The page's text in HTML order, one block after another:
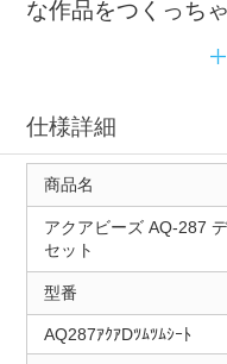
な作品をつくっちゃ
仕様詳細
商品名
アクアビーズ AQ-287
セット
型番
AQ287ｱｸｱDﾂﾑﾂﾑｼｰﾄ